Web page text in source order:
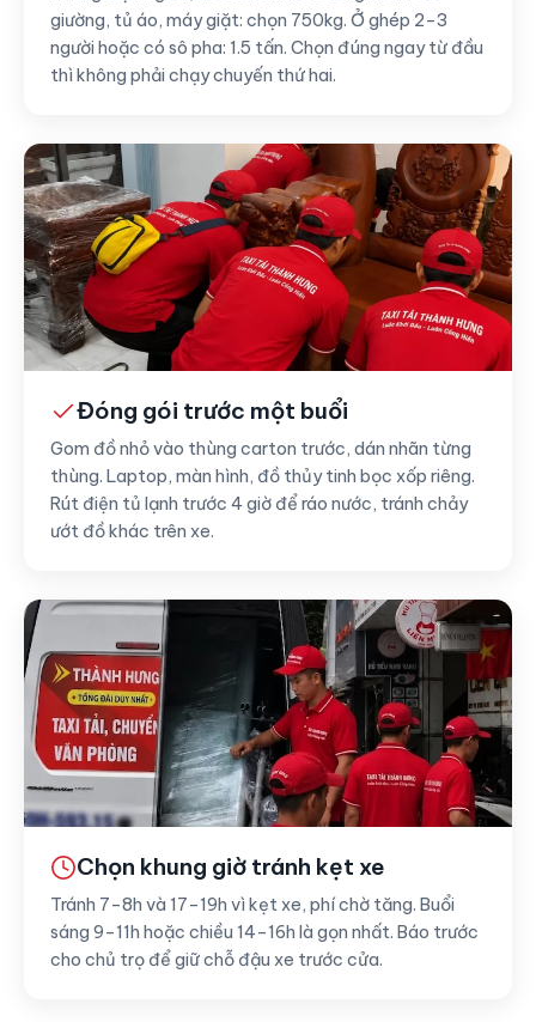
giường, tủ áo, máy giặt: chọn 750kg. Ở ghép 2–3
người hoặc có sô pha: 1.5 tấn. Chọn đúng ngay từ đầu
thì không phải chạy chuyến thứ hai.
Đóng gói trước một buổi
Gom đồ nhỏ vào thùng carton trước, dán nhãn từng
thùng. Laptop, màn hình, đồ thủy tinh bọc xốp riêng.
Rút điện tủ lạnh trước 4 giờ để ráo nước, tránh chảy
ướt đồ khác trên xe.
Chọn khung giờ tránh kẹt xe
Tránh 7–8h và 17–19h vì kẹt xe, phí chờ tăng. Buổi
sáng 9–11h hoặc chiều 14–16h là gọn nhất. Báo trước
cho chủ trọ để giữ chỗ đậu xe trước cửa.